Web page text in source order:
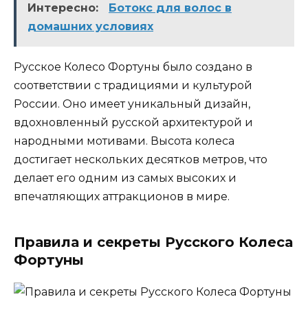
Интересно:
Ботокс для волос в
домашних условиях
Русское Колесо Фортуны было создано в
соответствии с традициями и культурой
России. Оно имеет уникальный дизайн,
вдохновленный русской архитектурой и
народными мотивами. Высота колеса
достигает нескольких десятков метров, что
делает его одним из самых высоких и
впечатляющих аттракционов в мире.
Правила и секреты Русского Колеса
Фортуны